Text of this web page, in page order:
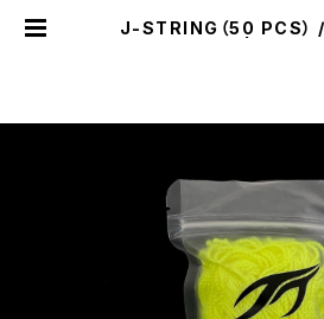
J-STRING（50 PCS）